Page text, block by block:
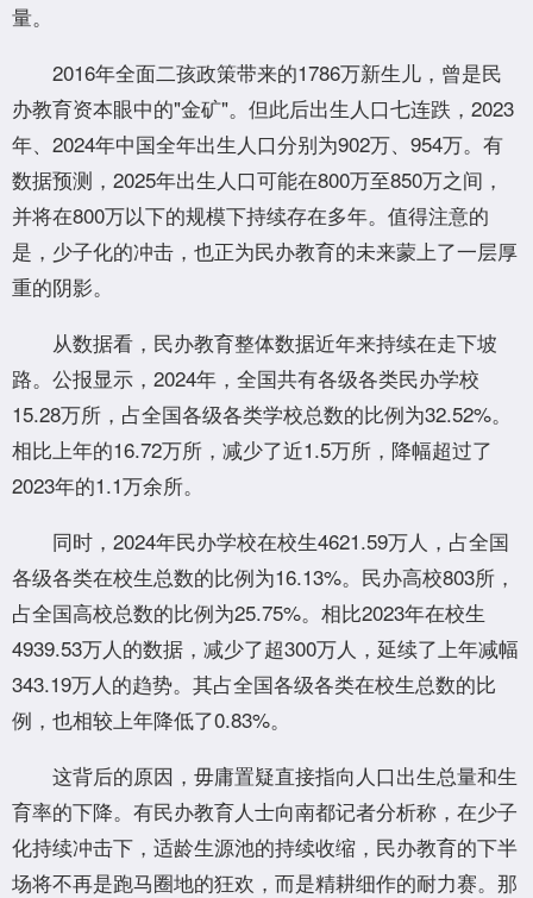
量。
2016年全面二孩政策带来的1786万新生儿，曾是民
办教育资本眼中的"金矿"。但此后出生人口七连跌，2023
年、2024年中国全年出生人口分别为902万、954万。有
数据预测，2025年出生人口可能在800万至850万之间，
并将在800万以下的规模下持续存在多年。值得注意的
是，少子化的冲击，也正为民办教育的未来蒙上了一层厚
重的阴影。
从数据看，民办教育整体数据近年来持续在走下坡
路。公报显示，2024年，全国共有各级各类民办学校
15.28万所，占全国各级各类学校总数的比例为32.52%。
相比上年的16.72万所，减少了近1.5万所，降幅超过了
2023年的1.1万余所。
同时，2024年民办学校在校生4621.59万人，占全国
各级各类在校生总数的比例为16.13%。民办高校803所，
占全国高校总数的比例为25.75%。相比2023年在校生
4939.53万人的数据，减少了超300万人，延续了上年减幅
343.19万人的趋势。其占全国各级各类在校生总数的比
例，也相较上年降低了0.83%。
这背后的原因，毋庸置疑直接指向人口出生总量和生
育率的下降。有民办教育人士向南都记者分析称，在少子
化持续冲击下，适龄生源池的持续收缩，民办教育的下半
场将不再是跑马圈地的狂欢，而是精耕细作的耐力赛。那